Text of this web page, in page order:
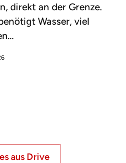
direkt an der Grenze.
Wasser, viel
aus Drive